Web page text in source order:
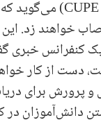
CUPE) می‌گوید
کنفرانس خبری
دست از کار
برای
دانش‌آموزان